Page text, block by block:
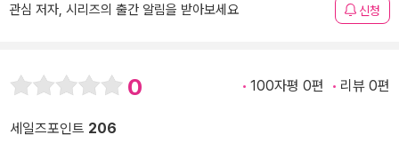
관심 저자, 시리즈의 출간 알림을 받아보세요 신청
0 100자평 0편 리뷰 0편
세일즈포인트 206